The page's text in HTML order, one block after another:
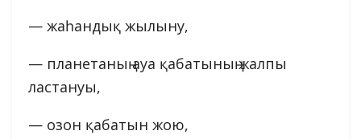
— жаһандық жылыну,
— планетаның ауа қабатының жалпы
ластануы,
— озон қабатын жою,